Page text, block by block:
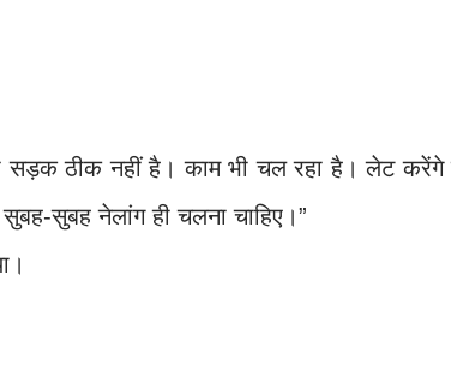
सड़क ठीक नहीं है। काम भी चल रहा है। लेट करेंगे
सुबह नेलांग ही चलना चाहिए।”